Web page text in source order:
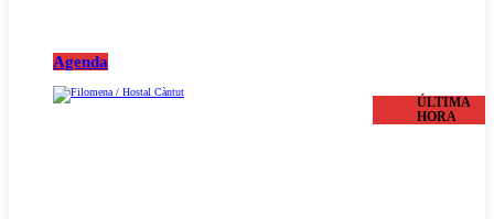
Agenda
ÚLTIMA
HORA